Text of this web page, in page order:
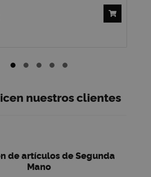
nuestros clientes
de artículos de Segunda
Mano